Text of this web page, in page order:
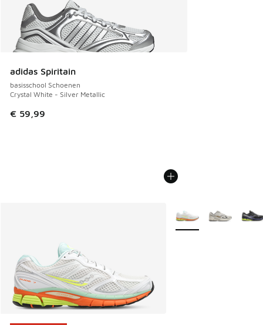
adidas Spiritain
basisschool Schoenen
Crystal White - Silver Metallic
€ 59,99
Meer kleuren